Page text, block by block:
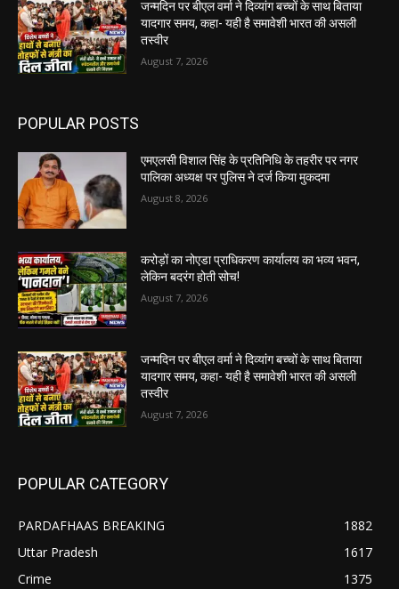
जन्मदिन पर बीएल वर्मा ने दिव्यांग बच्चों के साथ बिताया
यादगार समय, कहा- यही है समावेशी भारत की असली
तस्वीर
August 7, 2026
POPULAR POSTS
एमएलसी विशाल सिंह के प्रतिनिधि के तहरीर पर नगर
पालिका अध्यक्ष पर पुलिस ने दर्ज किया मुकदमा
August 8, 2026
करोड़ों का नोएडा प्राधिकरण कार्यालय का भव्य भवन,
लेकिन बदरंग होती सोच!
August 7, 2026
जन्मदिन पर बीएल वर्मा ने दिव्यांग बच्चों के साथ बिताया
यादगार समय, कहा- यही है समावेशी भारत की असली
तस्वीर
August 7, 2026
POPULAR CATEGORY
PARDAFHAAS BREAKING
1882
Uttar Pradesh
1617
Crime
1375